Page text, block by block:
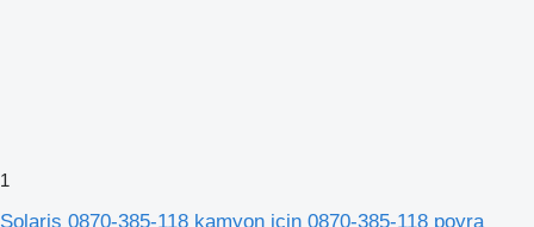
1
Solaris 0870-385-118 kamyon için 0870-385-118 poyra